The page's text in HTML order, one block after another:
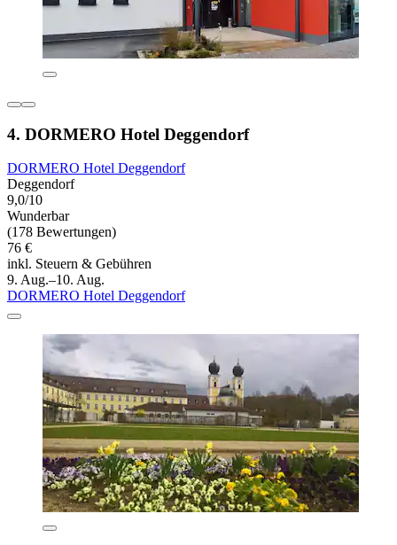
4. DORMERO Hotel Deggendorf
DORMERO Hotel Deggendorf
Deggendorf
9,0/10
Wunderbar
(178 Bewertungen)
76 €
inkl. Steuern & Gebühren
9. Aug.–10. Aug.
DORMERO Hotel Deggendorf